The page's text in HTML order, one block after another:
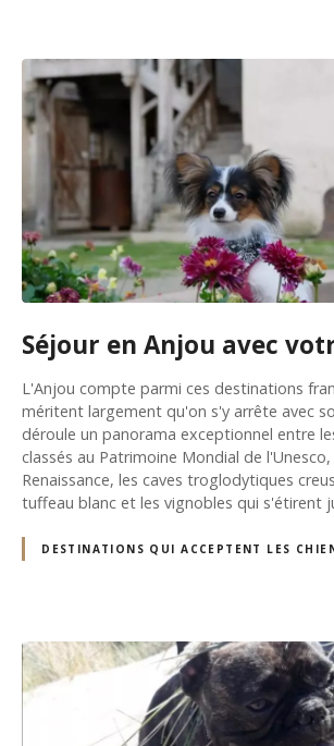
Séjour en Anjou avec
L'Anjou compte parmi ces destinations
méritent largement qu'on s'y arrête avec
déroule un panorama exceptionnel entre
classés au Patrimoine Mondial de
Renaissance, les caves troglodytiques
tuffeau blanc et les vignobles qui s'étirent
DESTINATIONS QUI ACCEPTENT LES